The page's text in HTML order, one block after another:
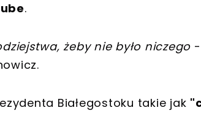
.
żeby nie było niczego -
Białegostoku takie jak